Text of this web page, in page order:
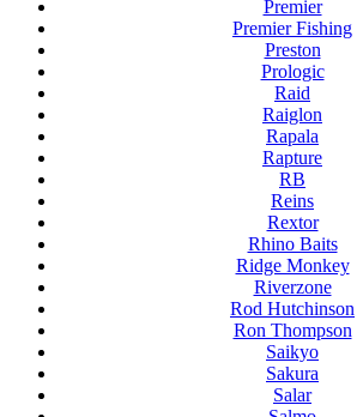
Premier
Premier Fishing
Preston
Prologic
Raid
Raiglon
Rapala
Rapture
RB
Reins
Rextor
Rhino Baits
Ridge Monkey
Riverzone
Rod Hutchinson
Ron Thompson
Saikyo
Sakura
Salar